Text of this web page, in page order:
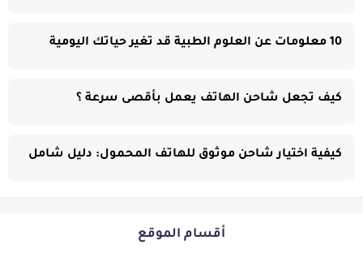
10 معلومات عن العلوم الطبية قد تغير حياتك اليومية
كيف تجعل شاحن الهاتف يعمل بأقصى سرعة ؟
كيفية اختيار شاحن موثوق للهاتف المحمول: دليل شامل
أقسام الموقع